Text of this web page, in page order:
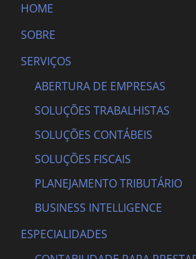
HOME
SOBRE
SERVIÇOS
ABERTURA DE EMPRESAS
SOLUÇÕES TRABALHISTAS
SOLUÇÕES CONTÁBEIS
SOLUÇÕES FISCAIS
PLANEJAMENTO TRIBUTÁRIO
BUSINESS INTELLIGENCE
ESPECIALIDADES